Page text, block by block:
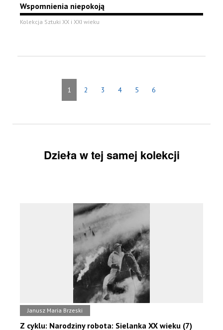
Wspomnienia niepokoją
Kolekcja Sztuki XX i XXI wieku
1 2 3 4 5 6
Dzieła w tej samej kolekcji
Janusz Maria Brzeski
Z cyklu: Narodziny robota: Sielanka XX wieku (7)